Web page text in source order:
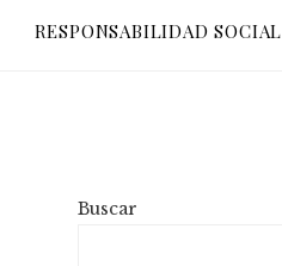
RESPONSABILIDAD SOCIAL
Buscar